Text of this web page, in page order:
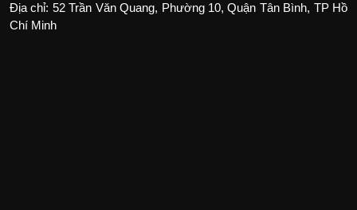
Địa chỉ: 52 Trần Văn Quang, Phường 10, Quận Tân Bình, TP Hồ
Chí Minh